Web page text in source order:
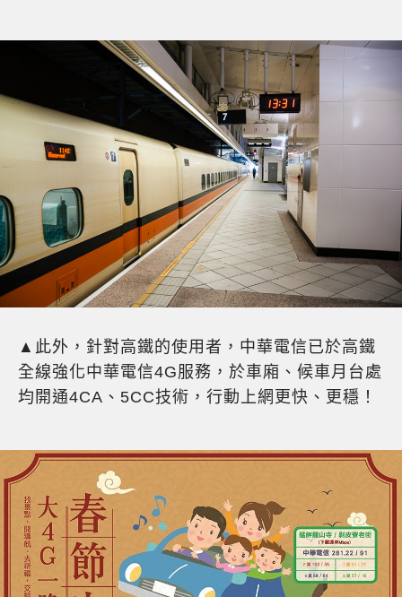
▲此外，針對高鐵的使用者，中華電信已於高鐵
全線強化中華電信4G服務，於車廂、候車月台處
均開通4CA、5CC技術，行動上網更快、更穩！